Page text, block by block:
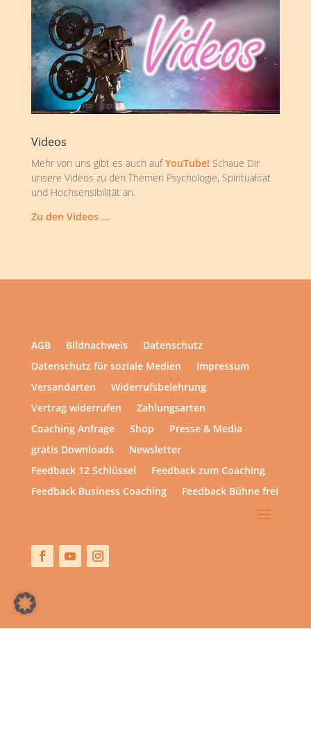
Videos
Mehr von uns gibt es auch aufYouTube! Schaue Dir
unsere Videos zu den Themen Psychologie, Spiritualität
und Hochsensibilität an.
Zu den Videos …
AGB Bildnachweis
Datenschutz
Datenschutz für soziale Medien
Impressum
Versandarten
Widerrufsbelehrung
Vertrag widerrufen
Zahlungsarten
Coaching Anfrage
Shop
Presse & Media
gratis Downloads
Newsletter
Feedback 12 Schlüssel
Feedback zum Coaching
Feedback Business Coaching
Feedback Bühne frei